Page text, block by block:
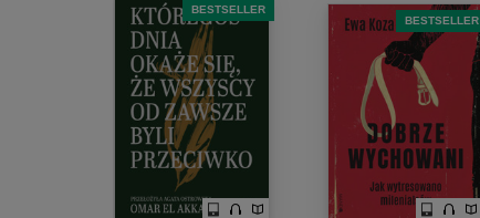
BESTSELLER
BESTSELLER